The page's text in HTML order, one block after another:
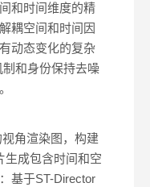
和时间维度的精
耦空间和时间因
动态变化的复杂
和身份保持去噪
角渲染图，构建
生成包含时间和空
：基于ST-Director